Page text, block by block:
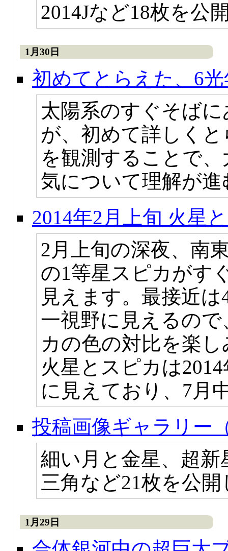
2014Jなど18枚を公
1月30日
初めてとらえた、6
太陽系のすぐそば
が、初めて詳しく
を観測することで
気について理解が
2014年2月上旬 火星
2月上旬の深夜、南
の1等星スピカがす
見えます。最接近
一視野に見えるの
カの色の対比を楽
火星とスピカは
に見えており、7月
投稿画像ギャラリー
細い月と金星、超新
三角など21枚を公
1月29日